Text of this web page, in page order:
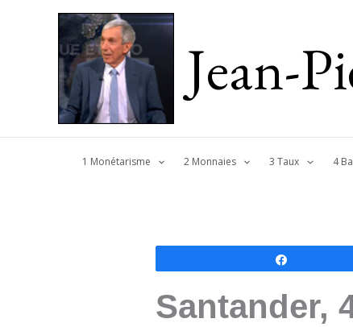
Jean-
1 Monétarisme 2 Monnaies 3 Taux 4
Santander,